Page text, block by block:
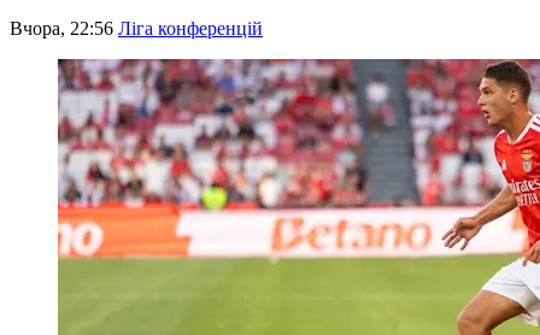
Вчора, 22:56 Ліга конференцій